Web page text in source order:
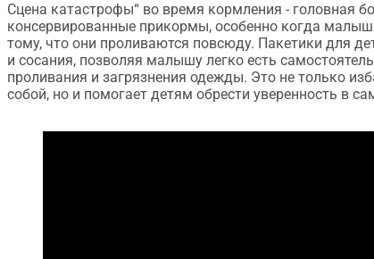
Сцена катастрофы“ во время кормления - головная
консервированные прикормы, особенно когда
тому, что они проливаются повсюду. Пакетики для
и сосания, позволяя малышу легко есть
проливания и загрязнения одежды. Это не только
собой, но и помогает детям обрести уверенность в